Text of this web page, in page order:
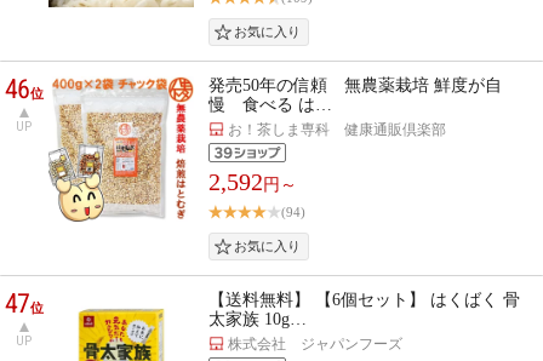
46位
UP
発売50年の信頼 無農薬栽培 鮮度が自
慢 食べる は…
お！茶しま専科 健康通販倶楽部
2,592 円～
(94)
47位
UP
【送料無料】 【6個セット】 はくばく 骨
太家族 10g…
株式会社 ジャパンフーズ